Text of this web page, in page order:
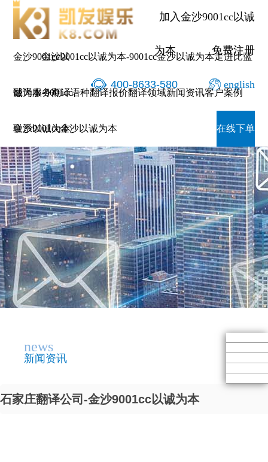
加入金沙9001cc以诚
为本 免费注册
400-8633-580 english
金沙9001cc以
诚为本-9001cc
金沙以诚为本
金沙9001cc以诚为本-9001cc金沙以诚为本走进比蓝
翻译服务翻译语种翻译报价翻译领域新闻资讯客户案例
联系9001cc金沙以诚为本 在线下单
news
新闻资讯
石家庄翻译公司-金沙9001cc以诚为本